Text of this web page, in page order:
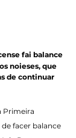
fai balance
noieses, que
de continuar
Primeira
facer balance